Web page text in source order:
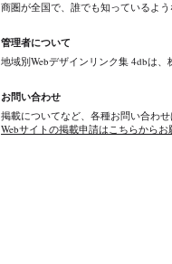
商圏が全国で、誰でも知っているよ
管理者について
地域別Webデザインリンク集 4dbは、
お問い合わせ
掲載についてなど、各種お問い合わせ
Webサイトの掲載申請はこちらからお